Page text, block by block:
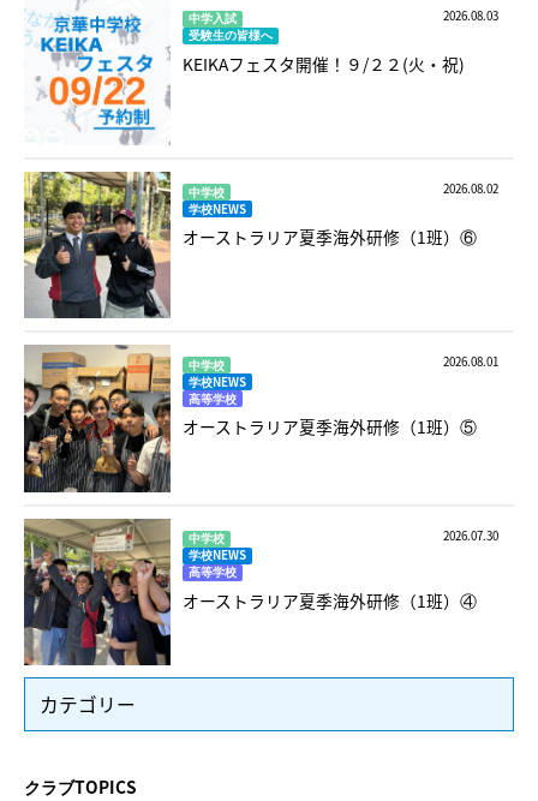
中学入試
受験生の皆様へ
2026.08.03
KEIKAフェスタ開催！９/２２(火・祝)
中学校
学校NEWS
2026.08.02
オーストラリア夏季海外研修（1班）⑥
中学校
学校NEWS
高等学校
2026.08.01
オーストラリア夏季海外研修（1班）⑤
中学校
学校NEWS
高等学校
2026.07.30
オーストラリア夏季海外研修（1班）④
カテゴリー
クラブTOPICS